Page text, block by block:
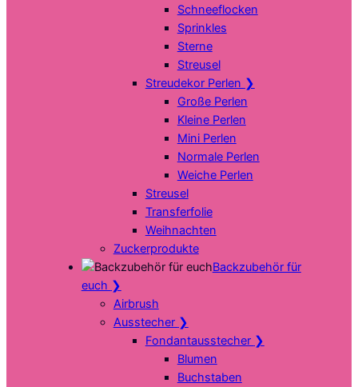
Schneeflocken
Sprinkles
Sterne
Streusel
Streudekor Perlen ❯
Große Perlen
Kleine Perlen
Mini Perlen
Normale Perlen
Weiche Perlen
Streusel
Transferfolie
Weihnachten
Zuckerprodukte
Backzubehör für
euch ❯
Airbrush
Ausstecher ❯
Fondantausstecher ❯
Blumen
Buchstaben